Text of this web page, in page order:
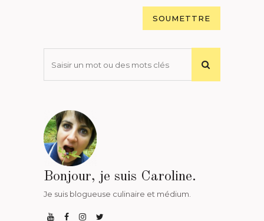
Bonjour, je suis Caroline.
Je suis blogueuse culinaire et médium.